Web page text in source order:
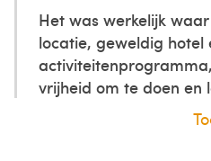
Het was werkelijk
locatie, geweldig hotel
vrijheid om te doen en